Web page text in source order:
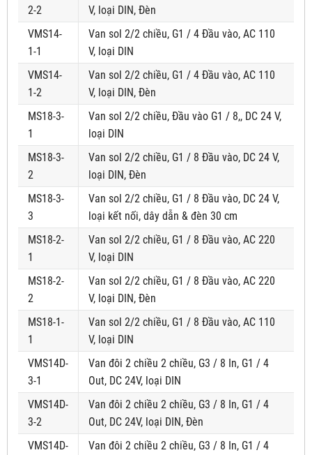
2-2
V, loại DIN, Đèn
VMS14-
1-1
Van sol 2/2 chiều, G1 / 4 Đầu vào, AC 110
V, loại DIN
VMS14-
1-2
Van sol 2/2 chiều, G1 / 4 Đầu vào, AC 110
V, loại DIN, Đèn
MS18-3-
1
Van sol 2/2 chiều, Đầu vào G1 / 8,, DC 24 V,
loại DIN
MS18-3-
2
Van sol 2/2 chiều, G1 / 8 Đầu vào, DC 24 V,
loại DIN, Đèn
MS18-3-
3
Van sol 2/2 chiều, G1 / 8 Đầu vào, DC 24 V,
loại kết nối, dây dẫn & đèn 30 cm
MS18-2-
1
Van sol 2/2 chiều, G1 / 8 Đầu vào, AC 220
V, loại DIN
MS18-2-
2
Van sol 2/2 chiều, G1 / 8 Đầu vào, AC 220
V, loại DIN, Đèn
MS18-1-
1
Van sol 2/2 chiều, G1 / 8 Đầu vào, AC 110
V, loại DIN
VMS14D-
3-1
Van đôi 2 chiều 2 chiều, G3 / 8 In, G1 / 4
Out, DC 24V, loại DIN
VMS14D-
3-2
Van đôi 2 chiều 2 chiều, G3 / 8 In, G1 / 4
Out, DC 24V, loại DIN, Đèn
VMS14D-
Van đôi 2 chiều 2 chiều, G3 / 8 In, G1 / 4